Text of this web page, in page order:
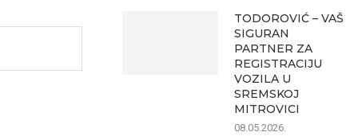
TODOROVIĆ – VAŠ
SIGURAN
PARTNER ZA
REGISTRACIJU
VOZILA U
SREMSKOJ
MITROVICI
08.05.2026.